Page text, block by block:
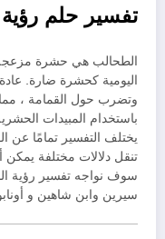
تفسير حلم
الطحالب هي حشرة مزعجة
اليومية كحشرة ضارة.
وتضرب حول القمامة ،
باستخدام المبيدات
يختلف التفسير تمامًا عن
تنقل دلالات مختلفة يمكن
سوف نواجه تفسير رؤية
سيرين وابن شاهين و